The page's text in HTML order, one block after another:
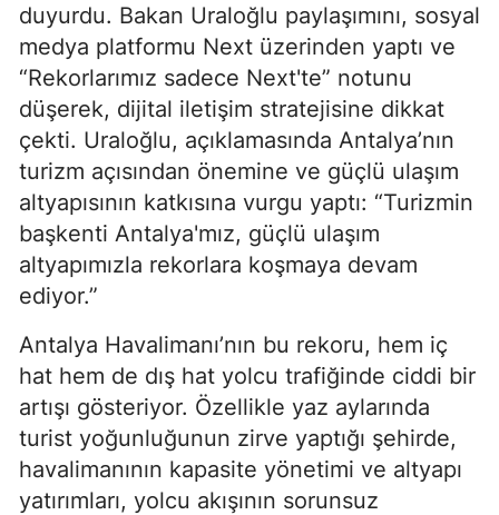
duyurdu. Bakan Uraloğlu paylaşımını, sosyal
medya platformu Next üzerinden yaptı ve
“Rekorlarımız sadece Next'te” notunu
düşerek, dijital iletişim stratejisine dikkat
çekti. Uraloğlu, açıklamasında Antalya’nın
turizm açısından önemine ve güçlü ulaşım
altyapısının katkısına vurgu yaptı: “Turizmin
başkenti Antalya'mız, güçlü ulaşım
altyapımızla rekorlara koşmaya devam
ediyor.”
Antalya Havalimanı’nın bu rekoru, hem iç
hat hem de dış hat yolcu trafiğinde ciddi bir
artışı gösteriyor. Özellikle yaz aylarında
turist yoğunluğunun zirve yaptığı şehirde,
havalimanının kapasite yönetimi ve altyapı
yatırımları, yolcu akışının sorunsuz